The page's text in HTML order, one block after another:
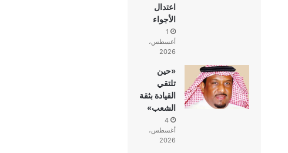
اعتدال
الأجواء
1
أغسطس،
2026
«حين
تلتقي
القيادة بثقة
الشعب»
4
أغسطس،
2026